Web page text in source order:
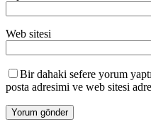
Web sitesi
Bir dahaki sefere yorum
posta adresimi ve web sitesi